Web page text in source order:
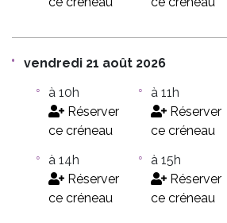
vendredi 21 août 2026
à 10h
Réserver
ce créneau
à 11h
Réserver
ce créneau
à 14h
Réserver
ce créneau
à 15h
Réserver
ce créneau